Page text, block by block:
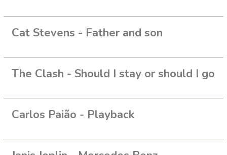
Cat Stevens - Father and son
The Clash - Should I stay or should I go
Carlos Paião - Playback